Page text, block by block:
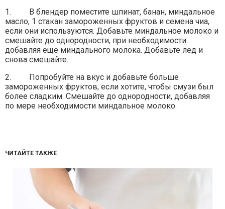
1. В блендер поместите шпинат, банан, миндальное
масло, 1 стакан замороженных фруктов и семена чиа,
если они используются. Добавьте миндальное молоко и
смешайте до однородности, при необходимости
добавляя еще миндального молока. Добавьте лед и
снова смешайте.
2. Попробуйте на вкус и добавьте больше
замороженных фруктов, если хотите, чтобы смузи был
более сладким. Смешайте до однородности, добавляя
по мере необходимости миндальное молоко.
ЧИТАЙТЕ ТАКЖЕ